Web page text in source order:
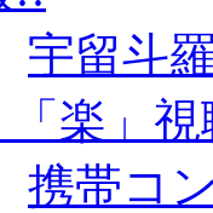
宇留斗
「楽」
携帯コ